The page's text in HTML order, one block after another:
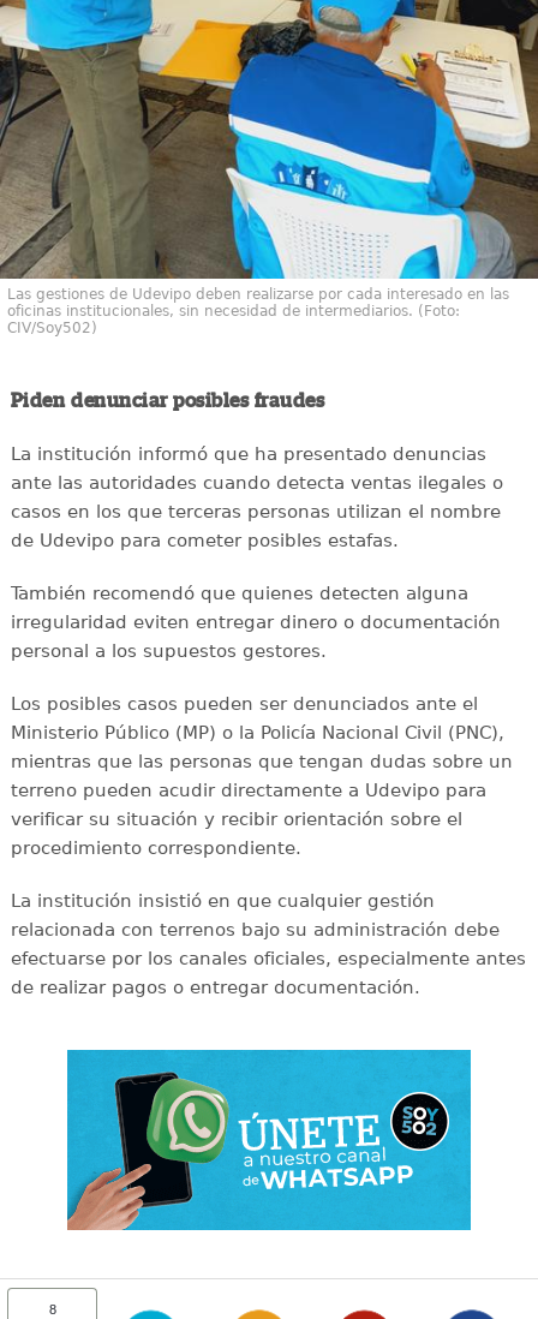
Las gestiones de Udevipo deben realizarse por cada interesado en las
oficinas institucionales, sin necesidad de intermediarios. (Foto:
CIV/Soy502)
Piden denunciar posibles fraudes
La institución informó que ha presentado denuncias
ante las autoridades cuando detecta ventas ilegales o
casos en los que terceras personas utilizan el nombre
de Udevipo para cometer posibles estafas.
También recomendó que quienes detecten alguna
irregularidad eviten entregar dinero o documentación
personal a los supuestos gestores.
Los posibles casos pueden ser denunciados ante el
Ministerio Público (MP) o la Policía Nacional Civil (PNC),
mientras que las personas que tengan dudas sobre un
terreno pueden acudir directamente a Udevipo para
verificar su situación y recibir orientación sobre el
procedimiento correspondiente.
La institución insistió en que cualquier gestión
relacionada con terrenos bajo su administración debe
efectuarse por los canales oficiales, especialmente antes
de realizar pagos o entregar documentación.
8